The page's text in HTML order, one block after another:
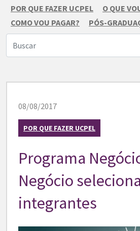
POR QUE FAZER UCPEL
O QUE
COMO VOU PAGAR?
PÓS-
08/08/2017
POR QUE FAZER UCPEL
Programa
Negócio
integrantes